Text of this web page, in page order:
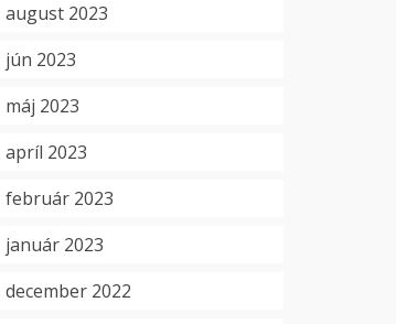
august 2023
jún 2023
máj 2023
apríl 2023
február 2023
január 2023
december 2022